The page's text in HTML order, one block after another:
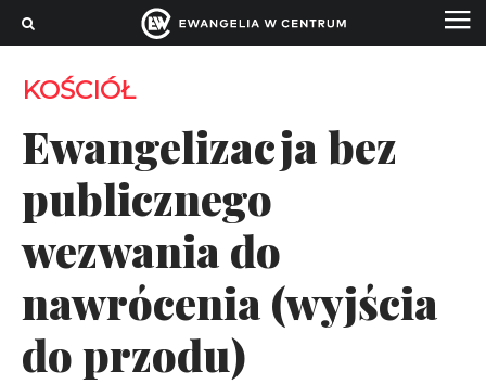
KOŚCIÓŁ
Ewangelizacja bez
publicznego
wezwania do
nawrócenia (wyjścia
do przodu)